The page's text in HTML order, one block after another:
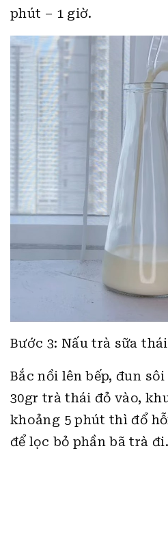
phút – 1 giờ.
Bước 3: Nấu trà sữa
Bắc nồi lên bếp, đun
30gr trà thái đỏ vào,
khoảng 5 phút thì đổ
để lọc bỏ phần bã trà đi.